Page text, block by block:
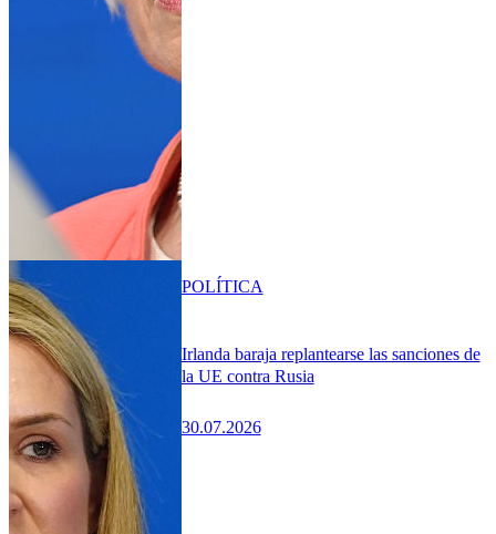
Irlanda baraja replantearse las sanciones de
la UE contra Rusia
30.07.2026
POLÍTICA